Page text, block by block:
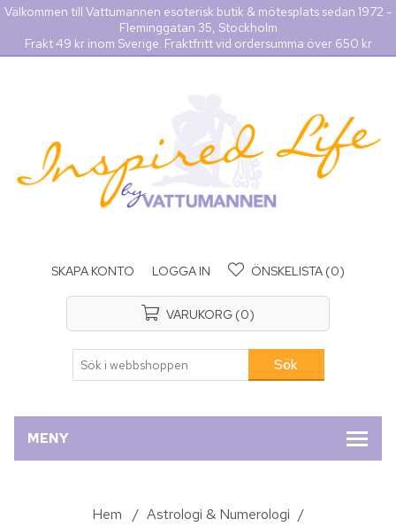
Välkommen till Vattumannen esoterisk butik & mötesplats sedan 1972 -
Fleminggatan 35, Stockholm
Frakt 49 kr inom Sverige. Fraktfritt vid ordersumma över 650 kr
SKAPA KONTO LOGGA IN ÖNSKELISTA (0)
VARUKORG (0)
MENY
Hem / Astrologi & Numerologi /